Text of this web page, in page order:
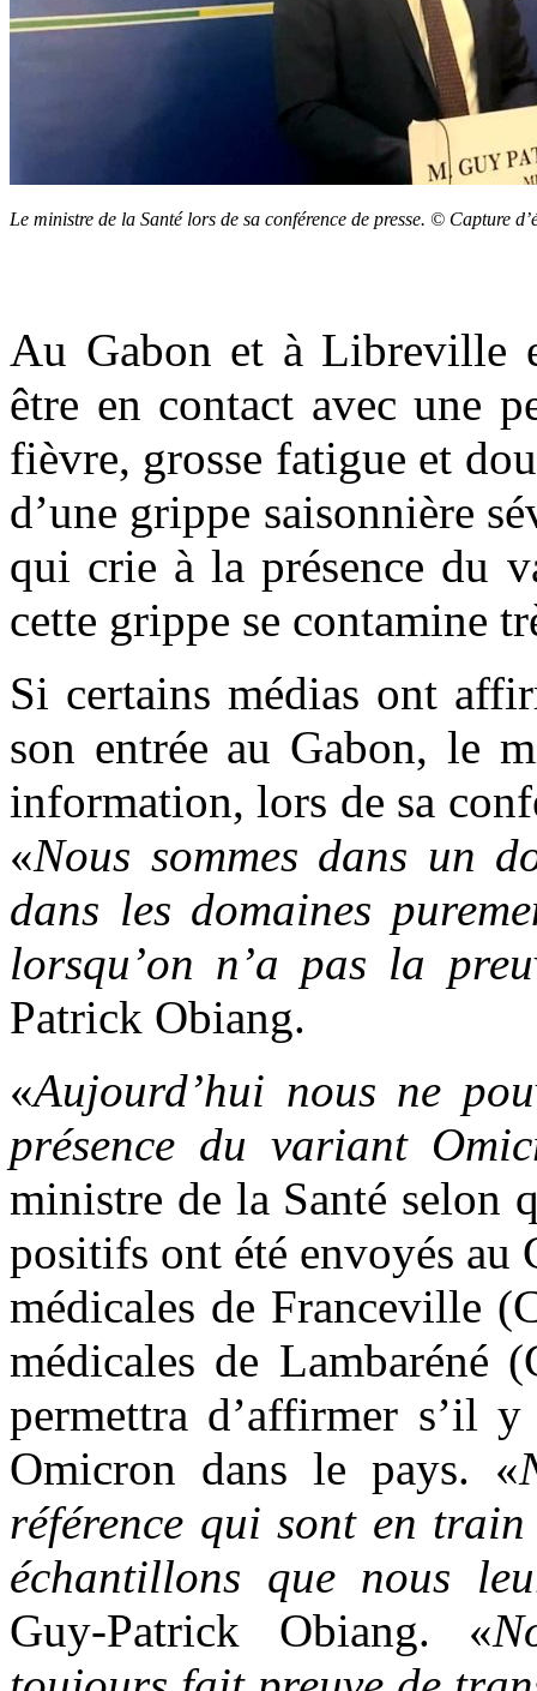
Le ministre de la Santé lors de sa conférence de presse. © Capture
Au Gabon et à Libreville
être en contact avec une
fièvre, grosse fatigue et
d’une grippe saisonnière
qui crie à la présence du
cette grippe se contamine
Si certains médias ont
son entrée au Gabon, le
information, lors de sa
«Nous sommes dans un
dans les domaines
lorsqu’on n’a pas la
Patrick Obiang.
«Aujourd’hui nous ne
présence du variant
ministre de la Santé selon
positifs ont été envoyés au
médicales de Franceville
médicales de Lambaréné
permettra d’affirmer s’il
Omicron dans le pays. «
référence qui sont en
échantillons que nous
Guy-Patrick Obiang. «